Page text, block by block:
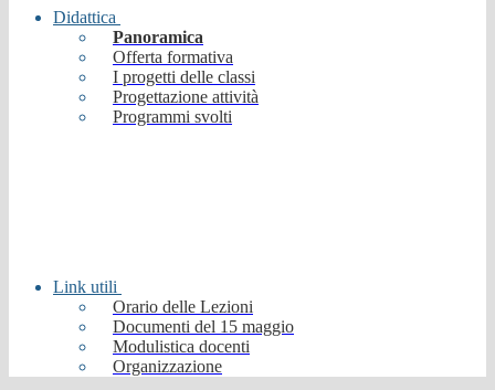
Didattica
Panoramica
Offerta formativa
I progetti delle classi
Progettazione attività
Programmi svolti
Link utili
Orario delle Lezioni
Documenti del 15 maggio
Modulistica docenti
Organizzazione